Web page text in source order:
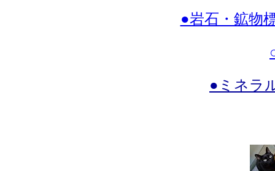
●岩石・鉱物
●ミネラ